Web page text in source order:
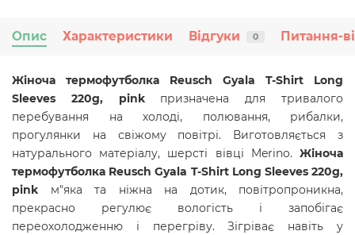
Опис Характеристики Відгуки 0 Питання-
Жіноча термофутболка Reusch Gyala T-Shirt Long
Sleeves 220g, pinkпризначена для тривалого
перебування на холоді, полювання, рибалки,
прогулянки на свіжому повітрі. Виготовляється з
натурального матеріалу, шерсті вівці Merino.Жіноча
термофутболка Reusch Gyala T-Shirt Long Sleeves 220g,
pink м"яка та ніжна на дотик, повітропроникна,
прекрасно регулює вологість і запобігає
переохолодженню і перегріву. Зігріває навіть у